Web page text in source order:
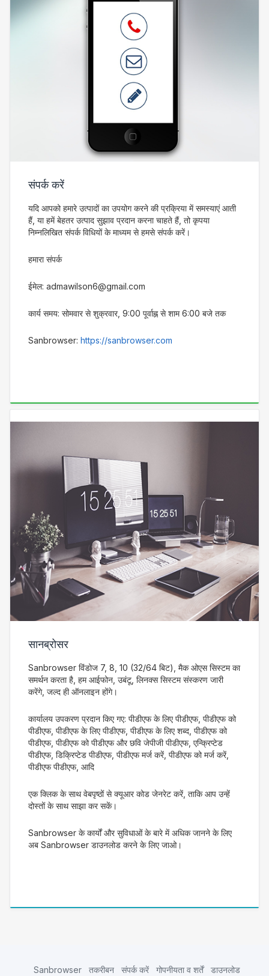
संपर्क करें
यदि आपको हमारे उत्पादों का उपयोग करने की प्रक्रिया में समस्याएं आती
हैं, या हमें बेहतर उत्पाद सुझाव प्रदान करना चाहते हैं, तो कृपया
निम्नलिखित संपर्क विधियों के माध्यम से हमसे संपर्क करें।
हमारा संपर्क
ईमेल: admawilson6@gmail.com
कार्य समय: सोमवार से शुक्रवार, 9:00 पूर्वाह्न से शाम 6:00 बजे तक
Sanbrowser: https://sanbrowser.com
सानब्रोसर
Sanbrowser विंडोज 7, 8, 10 (32/64 बिट), मैक ओएस सिस्टम का
समर्थन करता है, हम आईफोन, उबंटू, लिनक्स सिस्टम संस्करण जारी
करेंगे, जल्द ही ऑनलाइन होंगे।
कार्यालय उपकरण प्रदान किए गए: पीडीएफ के लिए पीडीएफ, पीडीएफ को
पीडीएफ, पीडीएफ के लिए पीडीएफ, पीडीएफ के लिए शब्द, पीडीएफ को
पीडीएफ, पीडीएफ को पीडीएफ और छवि जेपीजी पीडीएफ, एन्क्रिप्टेड
पीडीएफ, डिक्रिप्टेड पीडीएफ, पीडीएफ मर्ज करें, पीडीएफ को मर्ज करें,
पीडीएफ पीडीएफ, आदि
एक क्लिक के साथ वेबपृष्ठों से क्यूआर कोड जेनरेट करें, ताकि आप उन्हें
दोस्तों के साथ साझा कर सकें।
Sanbrowser के कार्यों और सुविधाओं के बारे में अधिक जानने के लिए
अब Sanbrowser डाउनलोड करने के लिए जाओ।
Sanbrowser तकरीबन संपर्क करें गोपनीयता व शर्तें डाउनलोड